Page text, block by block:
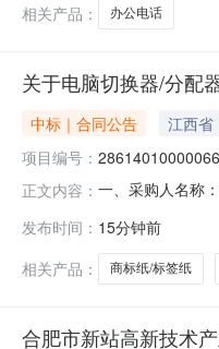
相关产品：
办公电话
关于电脑切换器/分配
中标｜合同公告 江西省
项目编号：
正文内容： 一、采购人名称
诺G026办公电
发布时间： 15分钟前
相关产品：
商标纸/标签纸
合肥市新站高新技术